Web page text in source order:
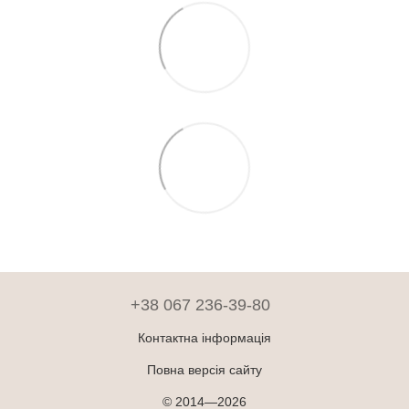
+38 067 236-39-80
Контактна інформація
Повна версія сайту
© 2014—2026